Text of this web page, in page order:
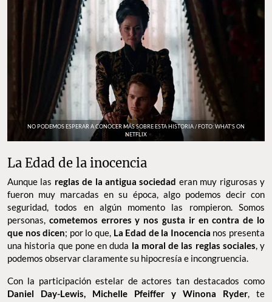
NO PODEMOS ESPERAR A CONOCER MÁS SOBRE ESTA HISTORIA / FOTO: WHAT’S ON
NETFLIX
La Edad de la inocencia
Aunque las reglas de la antigua sociedad eran muy rigurosas y
fueron muy marcadas en su época, algo podemos decir con
seguridad, todos en algún momento las rompieron. Somos
personas, cometemos errores y nos gusta ir en contra de lo
que nos dicen; por lo que,La Edad de la Inocencia nos presenta
una historia que pone en duda la moral de las reglas sociales, y
podemos observar claramente su hipocresía e incongruencia.
Con la participación estelar de actores tan destacados como
Daniel Day-Lewis, Michelle Pfeiffer y Winona Ryder, te